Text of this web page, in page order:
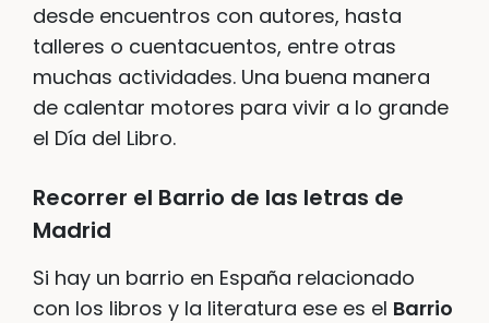
desde encuentros con autores, hasta
talleres o cuentacuentos, entre otras
muchas actividades. Una buena manera
de calentar motores para vivir a lo grande
el Día del Libro.
Recorrer el Barrio de las letras de
Madrid
Si hay un barrio en España relacionado
con los libros y la literatura ese es el Barrio